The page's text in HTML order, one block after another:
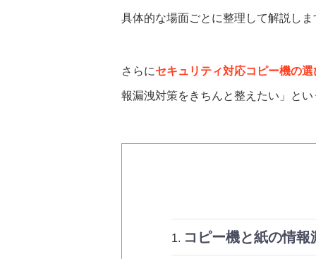
具体的な場面ごとに整理して解説しま
さらにセキュリティ対応コピー機の
報漏洩対策をきちんと整えたい」と
コピー機と紙の情